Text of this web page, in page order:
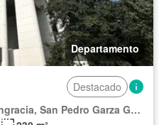
Departamento
Destacado
Parque Corporativo Santa Engracia, San Pedro Garza García